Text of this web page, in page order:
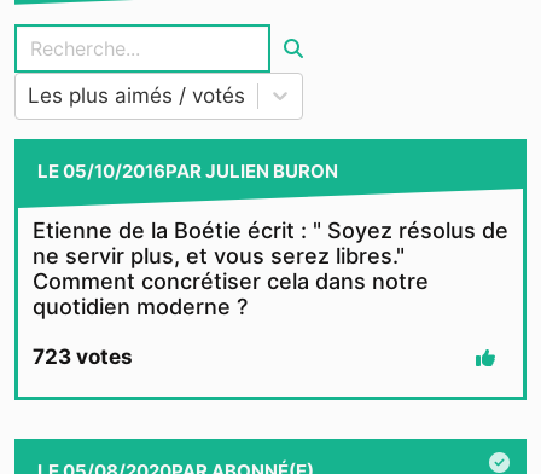
Les plus aimés / votés
LE05/10/2016PAR JULIEN BURON
Etienne de la Boétie écrit : " Soyez résolus de
ne servir plus, et vous serez libres."
Comment concrétiser cela dans notre
quotidien moderne ?
723 votes